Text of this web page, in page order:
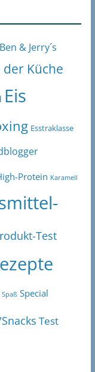
Ben & Jerry´s
der Küche
Eis
Esstraklasse
Protein Karamell
Test
Spaß Special
Test